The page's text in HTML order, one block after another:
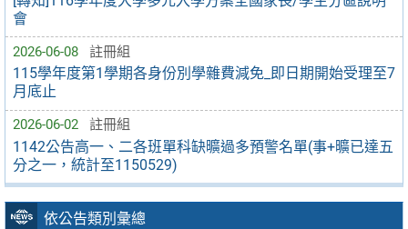
會
2026-06-08 註冊組
115學年度第1學期各身份別學雜費減免_即日期開始受理至7
月底止
2026-06-02 註冊組
1142公告高一、二各班單科缺曠過多預警名單(事+曠已達五
分之一，統計至1150529)
依公告類別彙總